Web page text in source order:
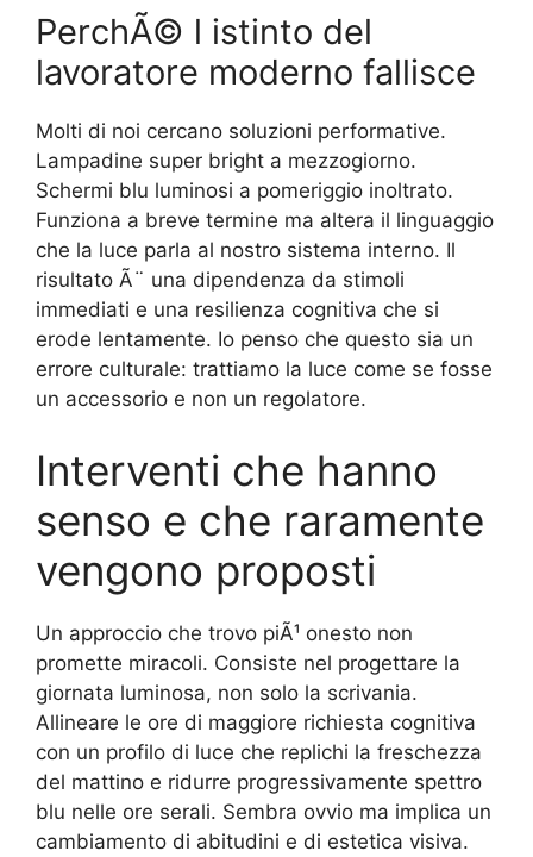
PerchÃ© l istinto del
lavoratore moderno fallisce
Molti di noi cercano soluzioni performative.
Lampadine super bright a mezzogiorno.
Schermi blu luminosi a pomeriggio inoltrato.
Funziona a breve termine ma altera il linguaggio
che la luce parla al nostro sistema interno. Il
risultato Ã¨ una dipendenza da stimoli
immediati e una resilienza cognitiva che si
erode lentamente. Io penso che questo sia un
errore culturale: trattiamo la luce come se fosse
un accessorio e non un regolatore.
Interventi che hanno
senso e che raramente
vengono proposti
Un approccio che trovo piÃ¹ onesto non
promette miracoli. Consiste nel progettare la
giornata luminosa, non solo la scrivania.
Allineare le ore di maggiore richiesta cognitiva
con un profilo di luce che replichi la freschezza
del mattino e ridurre progressivamente spettro
blu nelle ore serali. Sembra ovvio ma implica un
cambiamento di abitudini e di estetica visiva.